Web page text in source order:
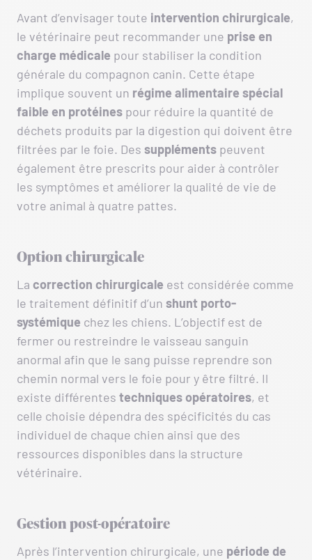
Avant d’envisager toute intervention chirurgicale,
le vétérinaire peut recommander une prise en
charge médicale pour stabiliser la condition
générale du compagnon canin. Cette étape
implique souvent un régime alimentaire spécial
faible en protéines pour réduire la quantité de
déchets produits par la digestion qui doivent être
filtrées par le foie. Des suppléments peuvent
également être prescrits pour aider à contrôler
les symptômes et améliorer la qualité de vie de
votre animal à quatre pattes.
Option chirurgicale
La correction chirurgicale est considérée comme
le traitement définitif d’un shunt porto-
systémique chez les chiens. L’objectif est de
fermer ou restreindre le vaisseau sanguin
anormal afin que le sang puisse reprendre son
chemin normal vers le foie pour y être filtré. Il
existe différentes techniques opératoires, et
celle choisie dépendra des spécificités du cas
individuel de chaque chien ainsi que des
ressources disponibles dans la structure
vétérinaire.
Gestion post-opératoire
Après l’intervention chirurgicale, une période de